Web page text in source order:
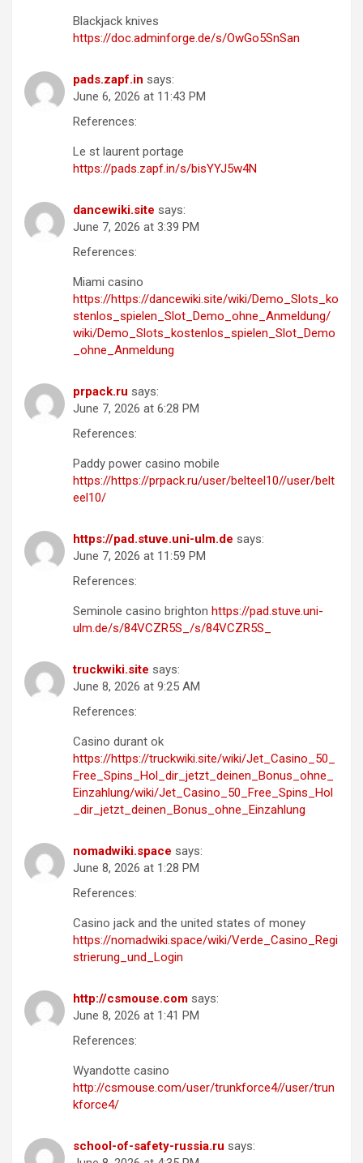
Blackjack knives
https://doc.adminforge.de/s/OwGo5SnSan
pads.zapf.in says:
June 6, 2026 at 11:43 PM
References:
Le st laurent portage
https://pads.zapf.in/s/bisYYJ5w4N
dancewiki.site says:
June 7, 2026 at 3:39 PM
References:
Miami casino
https://https://dancewiki.site/wiki/Demo_Slots_ko
stenlos_spielen_Slot_Demo_ohne_Anmeldung/
wiki/Demo_Slots_kostenlos_spielen_Slot_Demo
_ohne_Anmeldung
prpack.ru says:
June 7, 2026 at 6:28 PM
References:
Paddy power casino mobile
https://https://prpack.ru/user/belteel10//user/belt
eel10/
https://pad.stuve.uni-ulm.de says:
June 7, 2026 at 11:59 PM
References:
Seminole casino brighton https://pad.stuve.uni-
ulm.de/s/84VCZR5S_/s/84VCZR5S_
truckwiki.site says:
June 8, 2026 at 9:25 AM
References:
Casino durant ok
https://https://truckwiki.site/wiki/Jet_Casino_50_
Free_Spins_Hol_dir_jetzt_deinen_Bonus_ohne_
Einzahlung/wiki/Jet_Casino_50_Free_Spins_Hol
_dir_jetzt_deinen_Bonus_ohne_Einzahlung
nomadwiki.space says:
June 8, 2026 at 1:28 PM
References:
Casino jack and the united states of money
https://nomadwiki.space/wiki/Verde_Casino_Regi
strierung_und_Login
http://csmouse.com says:
June 8, 2026 at 1:41 PM
References:
Wyandotte casino
http://csmouse.com/user/trunkforce4//user/trun
kforce4/
school-of-safety-russia.ru says: